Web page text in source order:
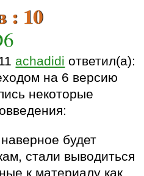
: 10
achadidi ответил(а):
на 6 версию
некоторые
будет
стали выводиться
к материалу как